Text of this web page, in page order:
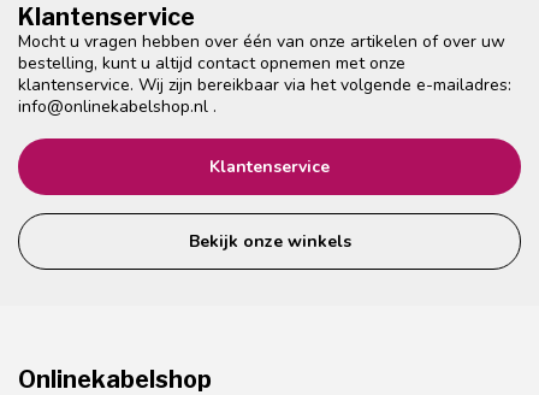
Klantenservice
Mocht u vragen hebben over één van onze artikelen of over uw
bestelling, kunt u altijd contact opnemen met onze
klantenservice. Wij zijn bereikbaar via het volgende e-mailadres:
info@onlinekabelshop.nl .
Klantenservice
Bekijk onze winkels
Onlinekabelshop